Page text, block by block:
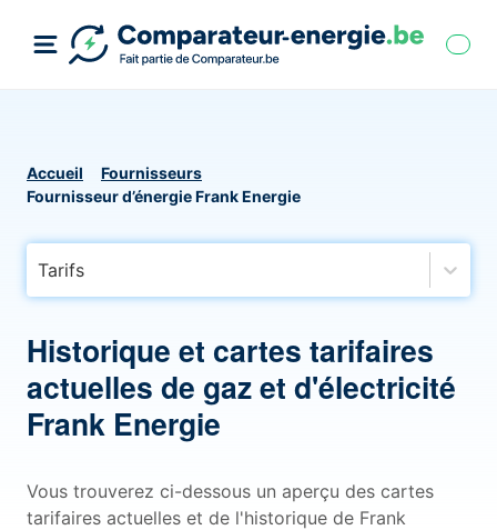
Accueil
Fournisseurs
Fournisseur d’énergie Frank Energie
Tarifs
Historique et cartes tarifaires
actuelles de gaz et d'électricité
Frank Energie
Vous trouverez ci-dessous un aperçu des cartes
tarifaires actuelles et de l'historique de Frank